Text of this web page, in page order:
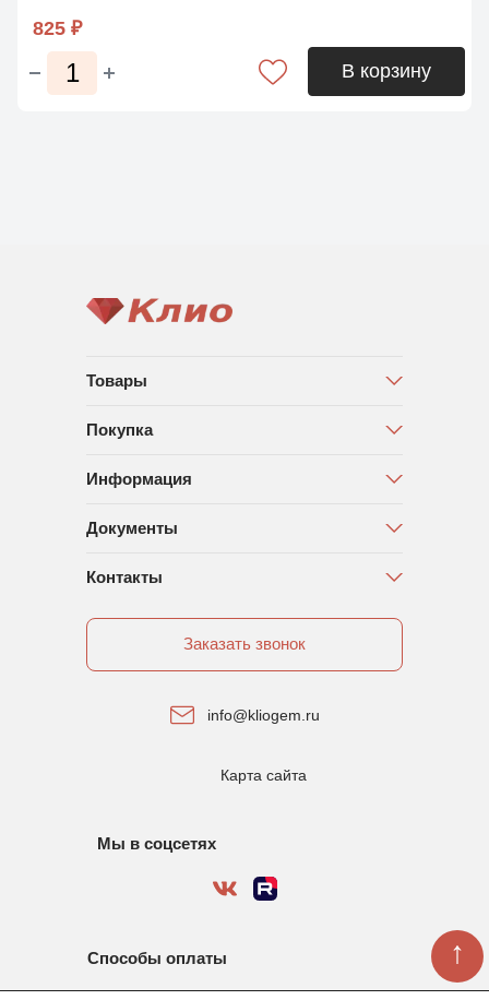
825 ₽
В корзину
Товары
Покупка
Информация
Документы
Контакты
Заказать звонок
info@kliogem.ru
Карта сайта
Мы в соцсетях
Способы оплаты ↑